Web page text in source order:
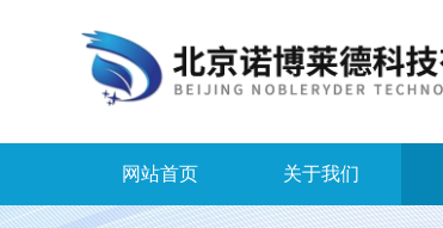
网站首页 关于我们